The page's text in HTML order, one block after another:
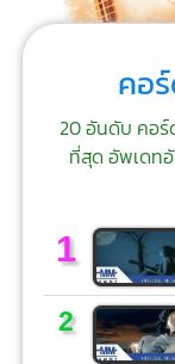
คอ
20 อันดับ คอร์
ที่สุด อัพเดท
1
2